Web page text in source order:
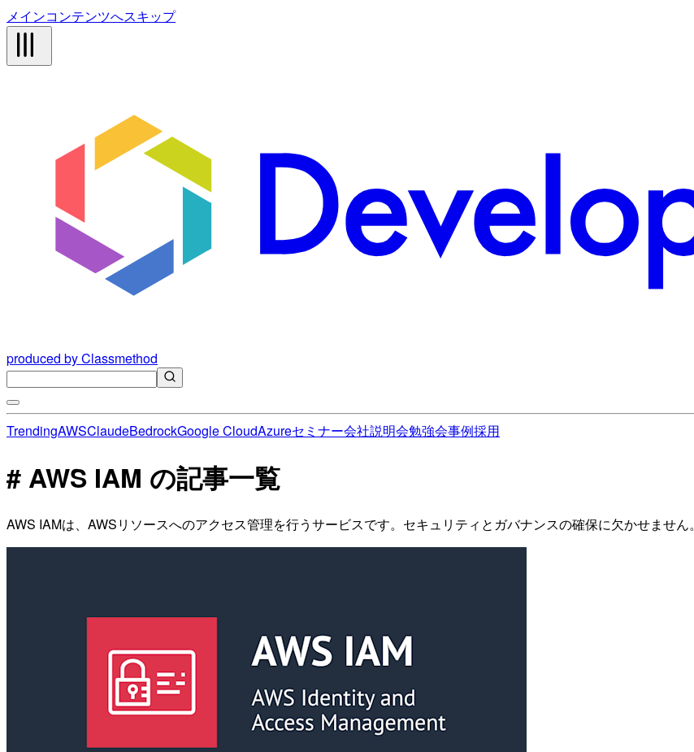
メインコンテンツへスキップ
produced by Classmethod
TrendingAWSClaudeBedrockGoogle CloudAzureセミナー会社説明会勉強会事例採用
# AWS IAM の記事一覧
AWS IAMは、AWSリソースへのアクセス管理を行うサービスです。セキュリティとガバナンスの確保に欠かせません。